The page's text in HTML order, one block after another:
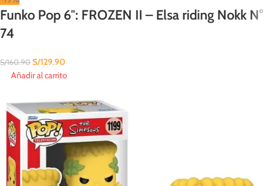
Funko Pop 6″: FROZEN II – Elsa riding Nokk N°
74
S/160.90 S/129.90
Añadir al carrito